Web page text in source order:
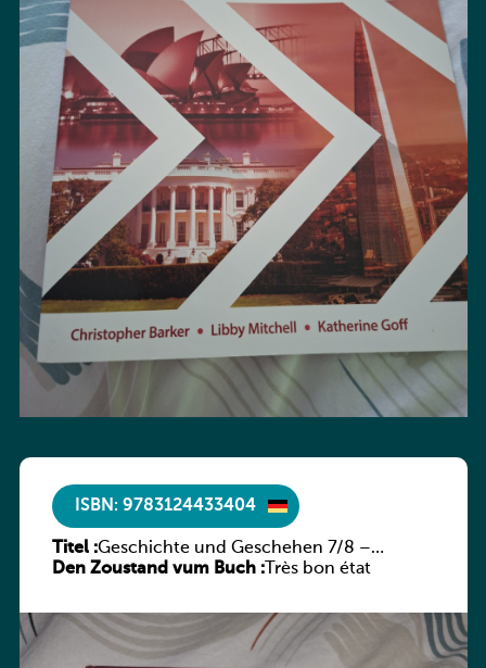
ISBN: 9783124433404
Titel :Geschichte und Geschehen 7/8 –
Rheinland-Pfalz
Den Zoustand vum Buch :Très bon état